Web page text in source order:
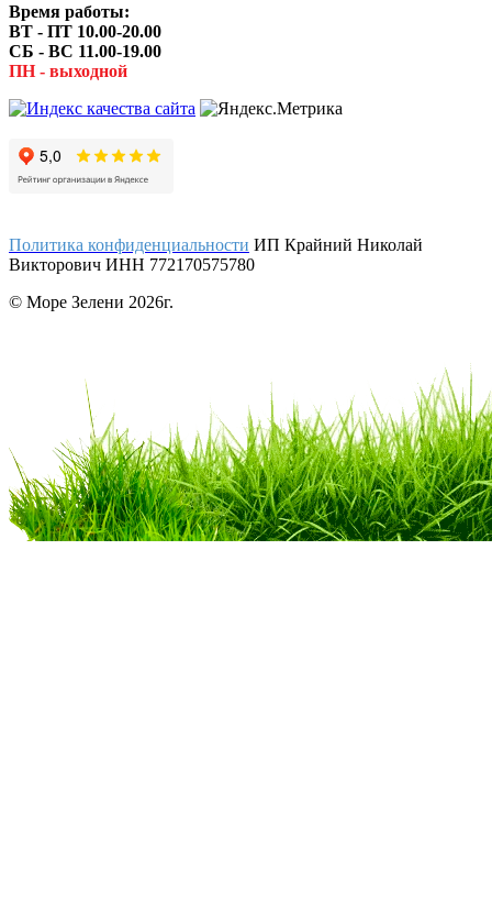
Время работы:
ВТ - ПТ 10.00-20.00
СБ - ВС 11.00-19.00
ПН - выходной
Политика конфиденциальности ИП Крайний Николай
Викторович ИНН 772170575780
© Море Зелени 2026г.